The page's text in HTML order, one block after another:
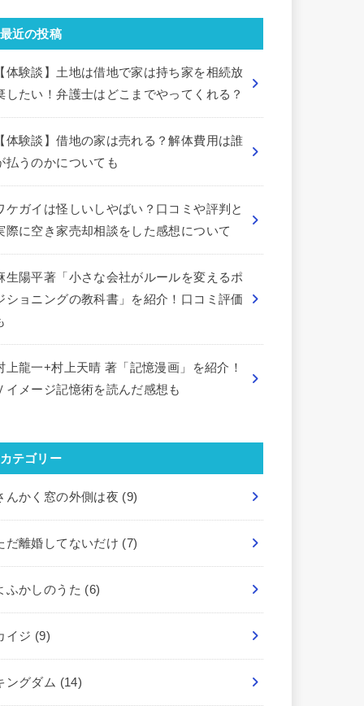
最近の投稿
体験談】土地は借地で家は持ち家を相続放
したい！弁護士はどこまでやってくれる？
体験談】借地の家は売れる？解体費用は誰
払うのかについても
ケガイは怪しいしやばい？口コミや評判と
際に空き家売却相談をした感想について
生陽平著「小さな会社がルールを変えるポ
ショニングの教科書」を紹介！口コミ評価
上龍一+村上天晴 著「記憶漫画」を紹介！
イメージ記憶術を読んだ感想も
カテゴリー
んかく窓の外側は夜 (9)
だ離婚してないだけ (7)
ふかしのうた (6)
イジ (9)
ングダム (14)